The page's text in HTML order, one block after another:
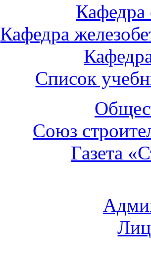
Кафедра
Кафедра
Список
Союз
Газета